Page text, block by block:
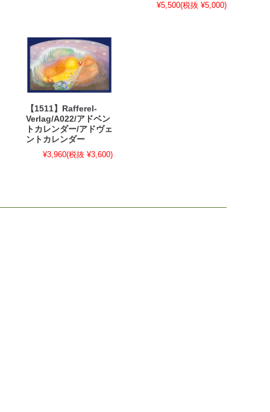
¥5,500(税抜 ¥5,000)
【1511】Rafferel-
Verlag/A022/アドベン
トカレンダー/アドヴェ
ントカレンダー
¥3,960(税抜 ¥3,600)